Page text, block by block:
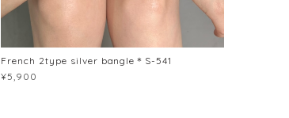
French 2type silver bangle＊S-541
¥5,900